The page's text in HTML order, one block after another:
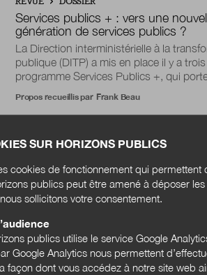
Services publics + : vers une
génération de services publics ?
La Direction interministérielle à la
publique (DITP) a mis en place il y a
programme Services Publics +, qui
Propos recueillis par Frank Beau
WEB EXPERTISES
Des labs à la croisée des chemins ?
Pour gagner en connaissance, en
laboratoires d’innovation publique qui se
multipliés...
Julien Nessi
SUR HORIZONS PUBLICS
cookies de fonctionnement qui permettent
publics peut être amené à déposer
sollicitons votre consentement.
publics utilise le service Google
Google Analytics nous permettent
façon dont vous accédez à notre site web